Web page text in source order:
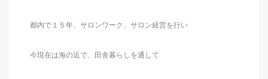
都内で１５年、サロンワーク、サロン経営を行い
今現在は海の近で、田舎暮らしを通して